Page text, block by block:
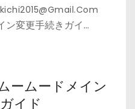
ン変更手続きガイ…
ームードメイン
イド